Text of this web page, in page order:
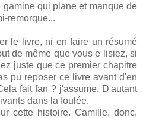
qui plane et manque de
remorque...
le livre, ni en faire un résumé
de même que vous e lisiez, si
juste que ce premier chapitre
pu reposer ce livre avant d'en
fait fan ? j'assume. D'autant
dans la foulée.
cette histoire. Camille, donc,